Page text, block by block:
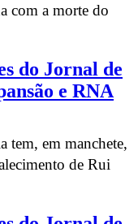
com a morte do
do Jornal de
e RNA
tem, em manchete,
de Rui